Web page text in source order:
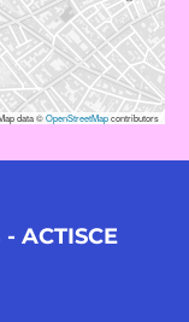
data ©OpenStreetMapcontributors
ACTISCE